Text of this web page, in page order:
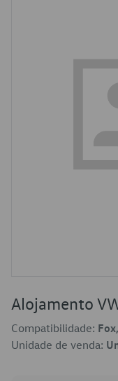
Alojamento
Compatibilidade:
Unidade de venda: